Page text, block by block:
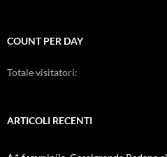
COUNT PER DAY
Totale visitatori:
ARTICOLI RECENTI